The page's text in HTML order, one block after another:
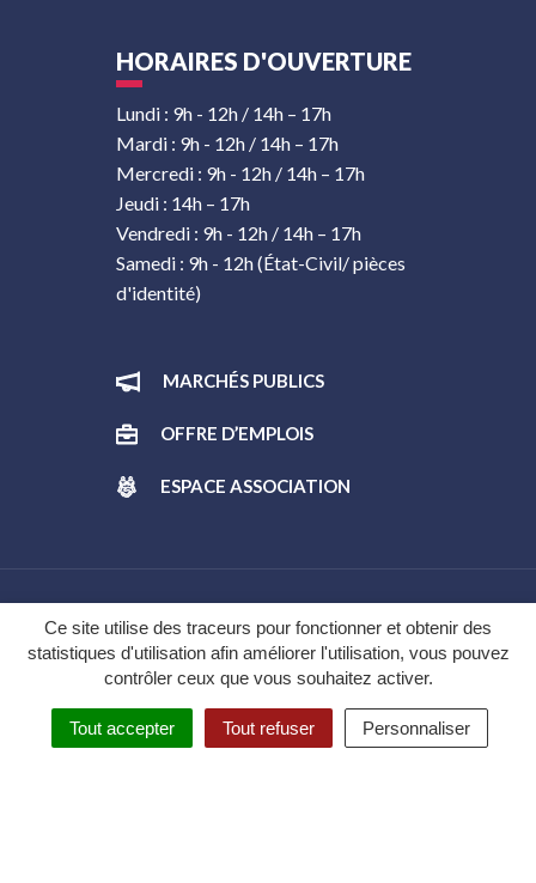
Ce site utilise des traceurs pour fonctionner et obtenir des
statistiques d'utilisation afin améliorer l'utilisation, vous pouvez
contrôler ceux que vous souhaitez activer.
Tout accepter Tout refuser Personnaliser
HORAIRES D'OUVERTURE
Lundi : 9h - 12h / 14h – 17h
Mardi : 9h - 12h / 14h – 17h
Mercredi : 9h - 12h / 14h – 17h
Jeudi : 14h – 17h
Vendredi : 9h - 12h / 14h – 17h
Samedi : 9h - 12h (État-Civil/ pièces
d'identité)
MARCHÉS PUBLICS
OFFRE D’EMPLOIS
ESPACE ASSOCIATION
Gestion des cookies
Plan du site
Mentions légales
Politique de confidentialité